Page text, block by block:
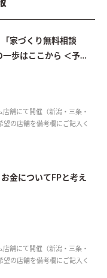
家づくり無料相談
歩はここから ＜予約
舗にて開催（新潟・三条・
の店舗を備考欄にご記入く
金についてFPと考え
舗にて開催（新潟・三条・
の店舗を備考欄にご記入く